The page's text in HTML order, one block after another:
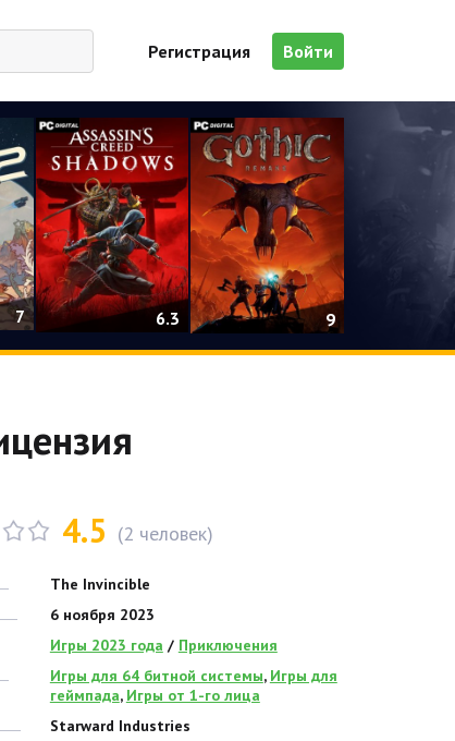
Регистрация Войти
7 6.3 9
4.5 (2 человек)
The Invincible
6 ноября 2023
Игры 2023 года / Приключения
Игры для 64 битной системы, Игры для
геймпада, Игры от 1-го лица
Starward Industries